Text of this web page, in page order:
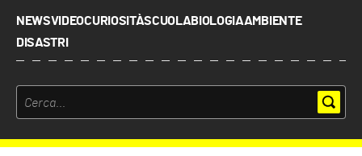
NEWSVIDEOCURIOSITÀSCUOLABIOLOGIAAMBIENTE
DISASTRI